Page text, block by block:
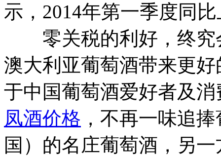
示，2014年第一季度
零关税的利好，终究
澳大利亚葡萄酒带来更
于中国葡萄酒爱好者及
凤酒价格 ，不再一味追
国）的名庄葡萄酒，另